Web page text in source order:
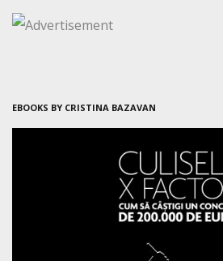
EBOOKS BY CRISTINA BAZAVAN